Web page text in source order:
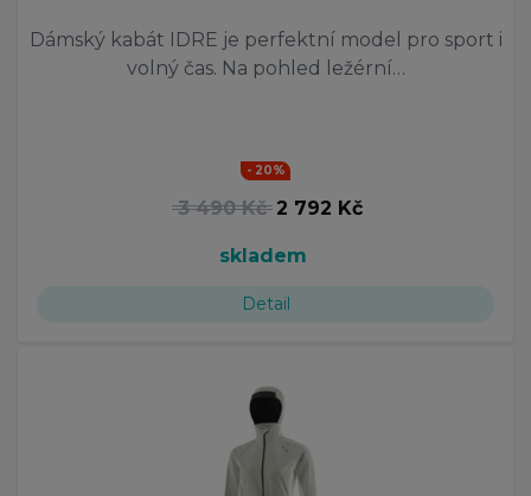
Dámský kabát IDRE je perfektní model pro sport i
volný čas. Na pohled ležérní…
- 20%
3 490 Kč 2 792 Kč
skladem
Detail